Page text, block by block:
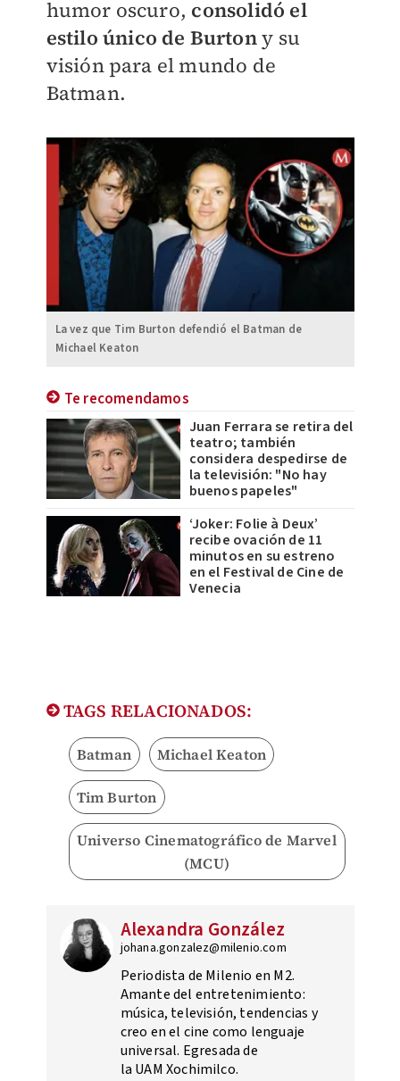
humor oscuro, consolidó el
estilo único de Burtony su
visión para el mundo de
Batman.
La vez que Tim Burton defendió el Batman de
Michael Keaton
Te recomendamos
Juan Ferrara se retira del
teatro; también
considera despedirse de
la televisión: "No hay
buenos papeles"
‘Joker: Folie à Deux’
recibe ovación de 11
minutos en su estreno
en el Festival de Cine de
Venecia
TAGS RELACIONADOS:
Batman Michael Keaton
Tim Burton
Universo Cinematográfico de Marvel
(MCU)
Alexandra González
johana.gonzalez@milenio.com
Periodista de Milenio en M2.
Amante del entretenimiento:
música, televisión, tendencias y
creo en el cine como lenguaje
universal. Egresada de
la UAM Xochimilco.